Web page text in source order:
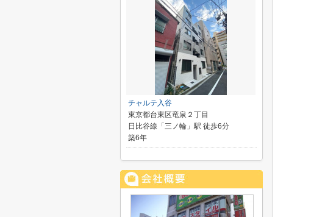
チャルテ入谷
東京都台東区竜泉２丁目
日比谷線「三ノ輪」駅 徒歩6分
築6年